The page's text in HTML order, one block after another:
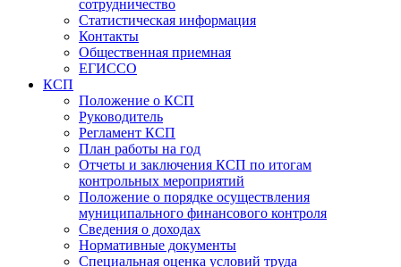
сотрудничество
Статистическая информация
Контакты
Общественная приемная
ЕГИССО
КСП
Положение о КСП
Руководитель
Регламент КСП
План работы на год
Отчеты и заключения КСП по итогам
контрольных мероприятий
Положение о порядке осуществления
муниципального финансового контроля
Сведения о доходах
Нормативные документы
Специальная оценка условий труда